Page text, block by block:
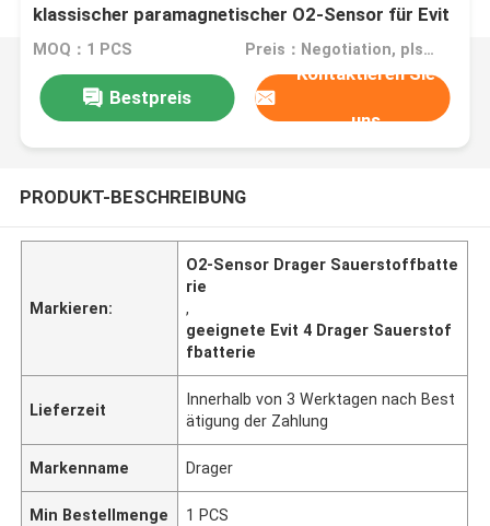
klassischer paramagnetischer O2-Sensor für Evit
4, Bestellnummer: 6850645
MOQ：1 PCS Preis：Negotiation, pls contact me
Bestpreis
Kontaktieren Sie
uns
PRODUKT-BESCHREIBUNG
Markieren:
O2-Sensor Drager Sauerstoffbatte
rie
,
geeignete Evit 4 Drager Sauerstof
fbatterie
Lieferzeit
Innerhalb von 3 Werktagen nach Best
ätigung der Zahlung
Markenname Drager
Min Bestellmenge 1 PCS